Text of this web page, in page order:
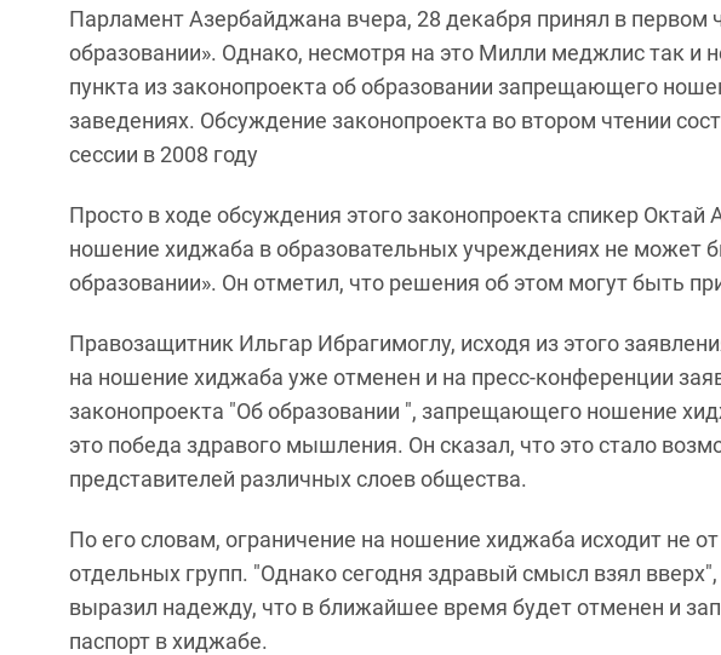
Парламент Азербайджана вчера, 28 декабря принял в первом
образовании». Однако, несмотря на это Милли меджлис так и
пункта из законопроекта об образовании запрещающего
заведениях. Обсуждение законопроекта во втором чтении
сессии в 2008 году
Просто в ходе обсуждения этого законопроекта спикер Октай
ношение хиджаба в образовательных учреждениях не может
образовании». Он отметил, что решения об этом могут быть
Правозащитник Ильгар Ибрагимоглу, исходя из этого
на ношение хиджаба уже отменен и на пресс-конференции
законопроекта "Об образовании ", запрещающего ношение
это победа здравого мышления. Он сказал, что это стало
представителей различных слоев общества.
По его словам, ограничение на ношение хиджаба исходит не от
отдельных групп. "Однако сегодня здравый смысл взял
выразил надежду, что в ближайшее время будет отменен и
паспорт в хиджабе.